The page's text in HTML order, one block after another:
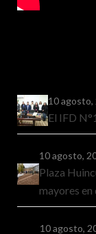
10 agosto,
El IFD
10 agosto,
Plaza
mayores
10 agosto,